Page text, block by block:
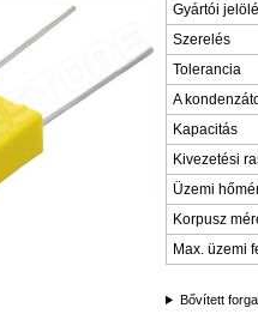
Gyártói
Szerelés
Tolerancia
A
Kapacitás
Kivezetési
Üzemi
Korpusz
Max. üzemi
Bővített